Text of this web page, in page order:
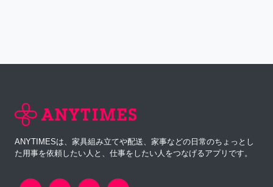
ANYTIMESは、家具組み立てや配送、家事などの日常のちょっとし
た用事を依頼したい人と、仕事をしたい人をつなげるアプリです。